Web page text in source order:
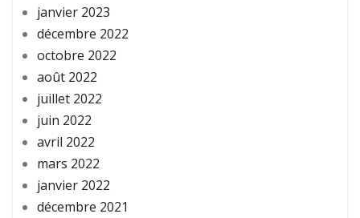
janvier 2023
décembre 2022
octobre 2022
août 2022
juillet 2022
juin 2022
avril 2022
mars 2022
janvier 2022
décembre 2021